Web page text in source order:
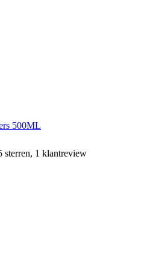
500ML
sterren, 1 klantreview